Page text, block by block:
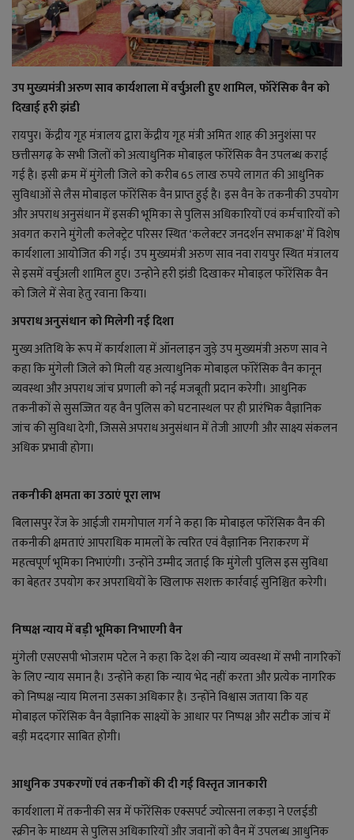
राजनीति
मनोरंजन
ज्ञान विज्ञान
करिअर
वाद विवाद
संपादकीय
धर्म
लाइफ स्टाइल
जोक्स
सोशल मीडिया
उप मुख्यमंत्री अरुण साव कार्यशाला में वर्चुअली हुए शामिल, फॉरेंसिक वैन को
दिखाई हरी झंडी
रायपुर। केंद्रीय गृह मंत्रालय द्वारा केंद्रीय गृह मंत्री अमित शाह की अनुशंसा पर
छत्तीसगढ़ के सभी जिलों को अत्याधुनिक मोबाइल फॉरेंसिक वैन उपलब्ध कराई
गई है। इसी क्रम में मुंगेली जिले को करीब 65 लाख रुपये लागत की आधुनिक
सुविधाओं से लैस मोबाइल फॉरेंसिक वैन प्राप्त हुई है। इस वैन के तकनीकी उपयोग
और अपराध अनुसंधान में इसकी भूमिका से पुलिस अधिकारियों एवं कर्मचारियों को
अवगत कराने मुंगेली कलेक्ट्रेट परिसर स्थित ‘कलेक्टर जनदर्शन सभाकक्ष’ में विशेष
कार्यशाला आयोजित की गई। उप मुख्यमंत्री अरुण साव नवा रायपुर स्थित मंत्रालय
से इसमें वर्चुअली शामिल हुए। उन्होने हरी झंडी दिखाकर मोबाइल फॉरेंसिक वैन
को जिले में सेवा हेतु रवाना किया।
अपराध अनुसंधान को मिलेगी नई दिशा
मुख्य अतिथि के रूप में कार्यशाला में ऑनलाइन जुड़े उप मुख्यमंत्री अरुण साव ने
कहा कि मुंगेली जिले को मिली यह अत्याधुनिक मोबाइल फॉरेंसिक वैन कानून
व्यवस्था और अपराध जांच प्रणाली को नई मजबूती प्रदान करेगी। आधुनिक
तकनीकों से सुसज्जित यह वैन पुलिस को घटनास्थल पर ही प्रारंभिक वैज्ञानिक
जांच की सुविधा देगी, जिससे अपराध अनुसंधान में तेजी आएगी और साक्ष्य संकलन
अधिक प्रभावी होगा।
तकनीकी क्षमता का उठाएं पूरा लाभ
बिलासपुर रेंज के आईजी रामगोपाल गर्ग ने कहा कि मोबाइल फॉरेंसिक वैन की
तकनीकी क्षमताएं आपराधिक मामलों के त्वरित एवं वैज्ञानिक निराकरण में
महत्वपूर्ण भूमिका निभाएंगी। उन्होंने उम्मीद जताई कि मुंगेली पुलिस इस सुविधा
का बेहतर उपयोग कर अपराधियों के खिलाफ सशक्त कार्रवाई सुनिश्चित करेगी।
निष्पक्ष न्याय में बड़ी भूमिका निभाएगी वैन
मुंगेली एसएसपी भोजराम पटेल ने कहा कि देश की न्याय व्यवस्था में सभी नागरिकों
के लिए न्याय समान है। उन्होंने कहा कि न्याय भेद नहीं करता और प्रत्येक नागरिक
को निष्पक्ष न्याय मिलना उसका अधिकार है। उन्होंने विश्वास जताया कि यह
मोबाइल फॉरेंसिक वैन वैज्ञानिक साक्ष्यों के आधार पर निष्पक्ष और सटीक जांच में
बड़ी मददगार साबित होगी।
आधुनिक उपकरणों एवं तकनीकों की दी गई विस्तृत जानकारी
कार्यशाला में तकनीकी सत्र में फॉरेंसिक एक्सपर्ट ज्योत्सना लकड़ा ने एलईडी
स्क्रीन के माध्यम से पुलिस अधिकारियों और जवानों को वैन में उपलब्ध आधुनिक